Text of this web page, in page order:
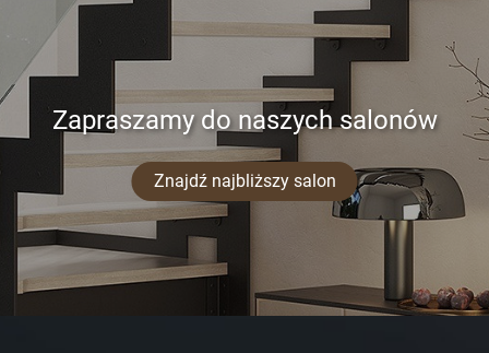
Zapraszamy do naszych salonów
Znajdź najbliższy salon